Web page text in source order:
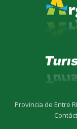
Provincia de Entre